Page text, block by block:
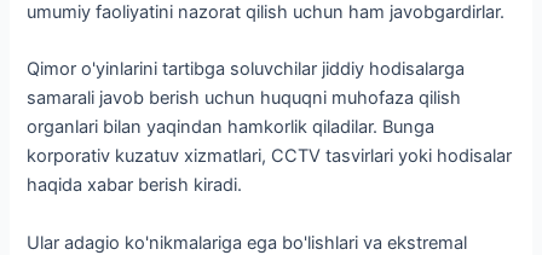
umumiy faoliyatini nazorat qilish uchun ham javobgardirlar.
Qimor o'yinlarini tartibga soluvchilar jiddiy hodisalarga
samarali javob berish uchun huquqni muhofaza qilish
organlari bilan yaqindan hamkorlik qiladilar. Bunga
korporativ kuzatuv xizmatlari, CCTV tasvirlari yoki hodisalar
haqida xabar berish kiradi.
Ular adagio ko'nikmalariga ega bo'lishlari va ekstremal